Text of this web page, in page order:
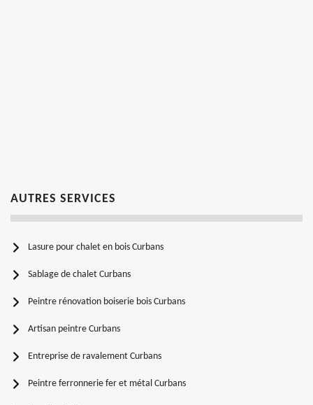
AUTRES SERVICES
Lasure pour chalet en bois Curbans
Sablage de chalet Curbans
Peintre rénovation boiserie bois Curbans
Artisan peintre Curbans
Entreprise de ravalement Curbans
Peintre ferronnerie fer et métal Curbans